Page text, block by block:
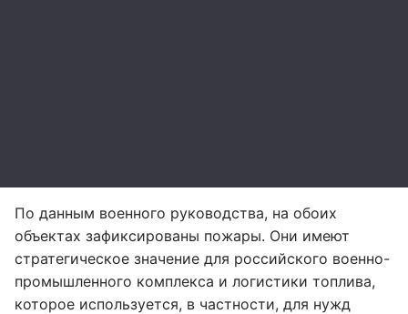
По данным военного руководства, на обоих
объектах зафиксированы пожары. Они имеют
стратегическое значение для российского военно-
промышленного комплекса и логистики топлива,
которое используется, в частности, для нужд